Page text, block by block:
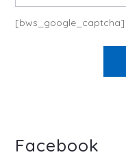
[bws_google_captcha]
Facebook